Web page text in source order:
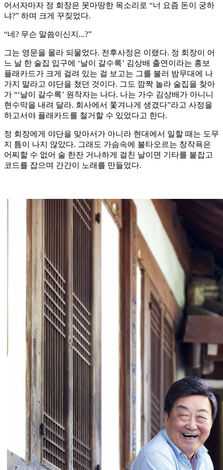
어서자마자 정 회장은 못마땅한 목소리로 “너 요즘 돈이 궁하
냐?” 하며 크게 꾸짖었다.
“네? 무슨 말씀이신지...?”
그는 영문을 몰라 되물었다. 전후사정은 이랬다. 정 회장이 어
느 날 한 술집 입구에 ‘날이 갈수록’ 김상배 출연이라는 홍보
플래카드가 크게 걸려 있는 걸 보고는 그를 불러 밤무대에 나
가지 말라고 야단을 쳤던 것이다. 그도 깜짝 놀라 술집을 찾아
가 “‘날이 갈수록’ 원작자는 나다. 나는 가수 김상배가 아니니
현수막을 내려 달라. 회사에서 쫓겨나게 생겼다”라고 사정을
하고서야 플래카드를 철거할 수 있었다고 한다.
정 회장에게 야단을 맞아서가 아니라 현대에서 일할 때는 도무
지 틈이 나지 않았다. 그래도 가슴속에 불타오르는 창작욕은
어찌할 수 없어 술 한잔 거나하게 걸친 날이면 기타를 붙잡고
코드를 잡으며 간간이 노래를 만들었다.